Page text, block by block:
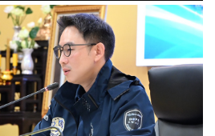
เนียนซ์ มอลล์ เป็นตลาดที่แข่งขัน
และต้นทุนการพัฒนาไม่สูง ทำให้
ขันได้ แต่หากผู้ประกอบการเดินเกม
ใช้กลยุทธ์ตัดราคาสู้กัน สุดท้ายอาจ
ม่มีใครสามารถทำกำไรได้จริง ดัง
างความแตกต่างและมีศักยภาพใน
ต็มโครงการ